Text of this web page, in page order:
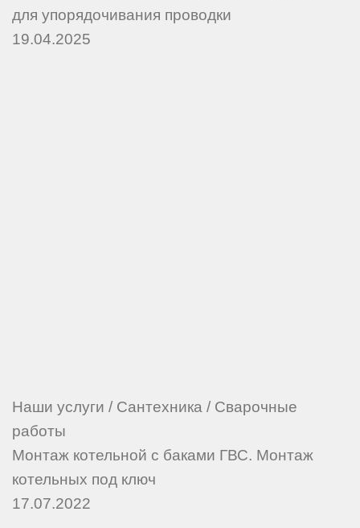
для упорядочивания проводки
19.04.2025
Наши услуги / Сантехника / Сварочные
работы
Монтаж котельной с баками ГВС. Монтаж
котельных под ключ
17.07.2022